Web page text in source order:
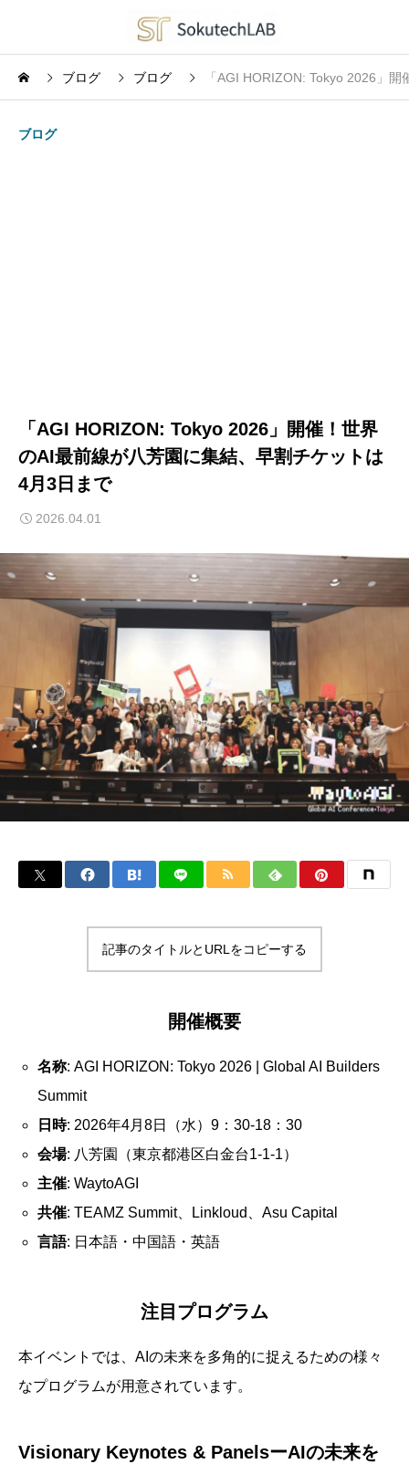
ブログ ブログ 「AGI HORIZON: Tokyo 2026」
ブログ
「AGI HORIZON: Tokyo 2026」開催！世界
のAI最前線が八芳園に集結、早割チケットは
4月3日まで
2026.04.01
記事のタイトルとURLをコピーする
開催概要
名称: AGI HORIZON: Tokyo 2026 | Global AI Builders
Summit
日時: 2026年4月8日（水）9：30‐18：30
会場: 八芳園（東京都港区白金台1-1-1）
主催: WaytoAGI
共催: TEAMZ Summit、Linkloud、Asu Capital
言語: 日本語・中国語・英語
注目プログラム
本イベントでは、AIの未来を多角的に捉えるための様々
なプログラムが用意されています。
Visionary Keynotes & PanelsーAIの未来を